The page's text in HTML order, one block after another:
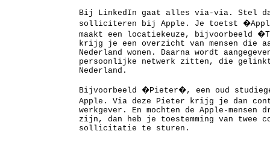
Bij LinkedIn gaat alles via-via. Stel
solliciteren bij Apple. Je toetst
maakt een locatiekeuze, bijvoorbeeld
krijg je een overzicht van mensen die
Nederland wonen. Daarna wordt
persoonlijke netwerk zitten, die gelinkt
Nederland.
Bijvoorbeeld �Pieter�, een oud
Apple. Via deze Pieter krijg je dan
werkgever. En mochten de Apple-
zijn, dan heb je toestemming van twee
sollicitatie te sturen.